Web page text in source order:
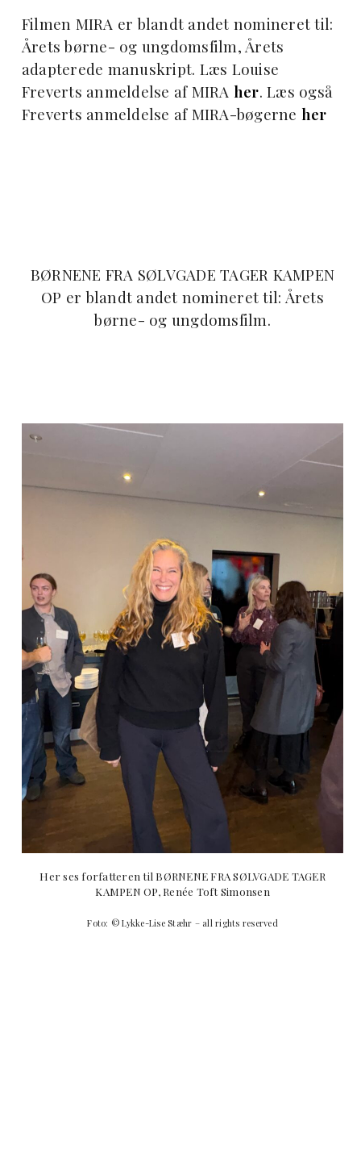
Filmen MIRA er blandt andet nomineret til:
Årets børne- og ungdomsfilm, Årets
adapterede manuskript. Læs Louise
Freverts anmeldelse af MIRA her. Læs også
Freverts anmeldelse af MIRA-bøgerne her
BØRNENE FRA SØLVGADE TAGER KAMPEN
OP er blandt andet nomineret til: Årets
børne- og ungdomsfilm.
Her ses forfatteren til BØRNENE FRA SØLVGADE TAGER
KAMPEN OP, Renée Toft Simonsen
Foto: © Lykke-Lise Stæhr – all rights reserved